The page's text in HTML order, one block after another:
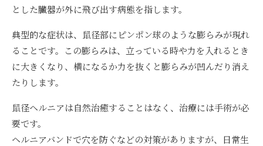
とした臓器が外に飛び出す病態を指します。
典型的な症状は、鼠径部にピンポン球のような膨らみが現れ
ることです。
この膨らみは、立っている時や力を入れるとき
に大きくなり、横になるか力を抜くと膨らみが凹んだり消え
たりします。
鼠径ヘルニアは自然治癒することはなく、治療には手術が必
要です。
ヘルニアバンドで穴を防ぐなどの対策がありますが、日常生